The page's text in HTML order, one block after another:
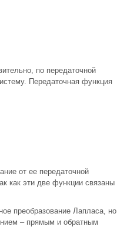
по передаточной
Передаточная функция
от ее передаточной
как эти две функции связаны
преобразование Лапласа, но
– прямым и обратным